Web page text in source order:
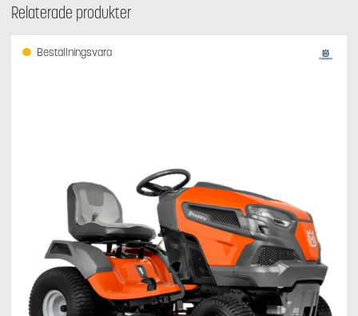
Relaterade produkter
Beställningsvara